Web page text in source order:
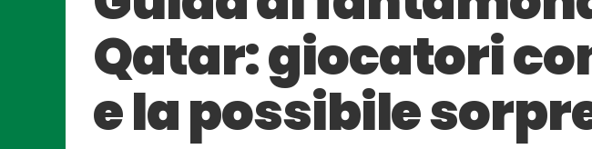
Qatar: giocatori
e la possibile